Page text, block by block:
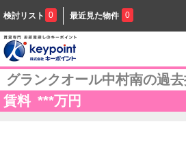
検討リスト 0 最近見た物件 0
グランクオール中村南の過
賃料 ***万円